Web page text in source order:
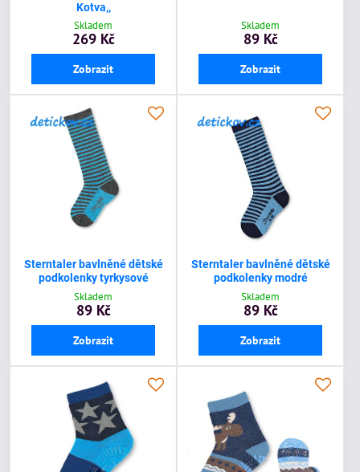
Kotva,,
Skladem
269 Kč
Zobrazit
Skladem
89 Kč
Zobrazit
Sterntaler bavlněné dětské
podkolenky tyrkysové
Skladem
89 Kč
Zobrazit
Sterntaler bavlněné dětské
podkolenky modré
Skladem
89 Kč
Zobrazit